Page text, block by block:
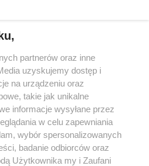
partnerów oraz inne
uzyskujemy dostęp i
na urządzeniu oraz
takie jak unikalne
informacje wysyłane przez
w celu zapewniania
wybór spersonalizowanych
badanie odbiorców oraz
Użytkownika my i Zaufani